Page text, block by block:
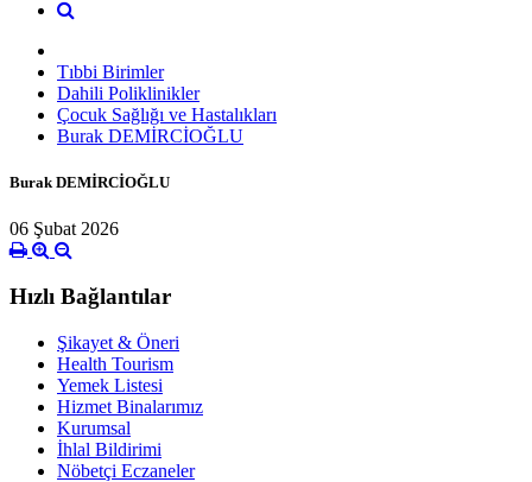
Tıbbi Birimler
Dahili Poliklinikler
Çocuk Sağlığı ve Hastalıkları
Burak DEMİRCİOĞLU
Burak DEMİRCİOĞLU
06 Şubat 2026
Hızlı Bağlantılar
Şikayet & Öneri
Health Tourism
Yemek Listesi
Hizmet Binalarımız
Kurumsal
İhlal Bildirimi
Nöbetçi Eczaneler